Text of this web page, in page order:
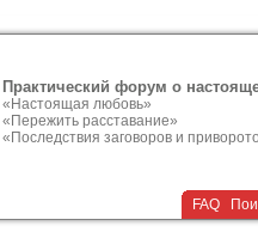
Практический форум о
«Настоящая любовь»
«Пережить расставание»
«Последствия заговоров и
FAQ